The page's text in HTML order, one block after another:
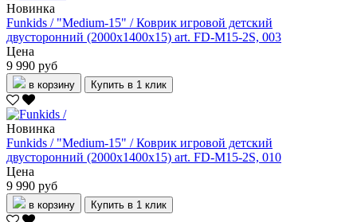
Новинка
Funkids / "Medium-15" / Коврик игровой детский
двусторонний (2000х1400х15) art. FD-M15-2S, 003
Цена
9 990 руб
в корзину Купить в 1 клик
Новинка
Funkids / "Medium-15" / Коврик игровой детский
двусторонний (2000х1400х15) art. FD-M15-2S, 010
Цена
9 990 руб
в корзину Купить в 1 клик